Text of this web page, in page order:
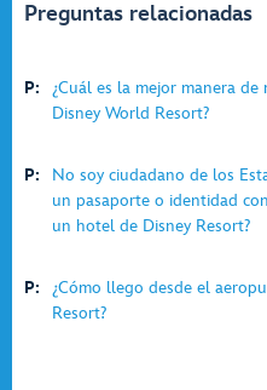
Preguntas relacionadas
P:
¿Cuál es la mejor manera
Disney World Resort?
P:
No soy ciudadano de los
un pasaporte o identidad
un hotel de Disney Resort?
P:
¿Cómo llego desde el
Resort?